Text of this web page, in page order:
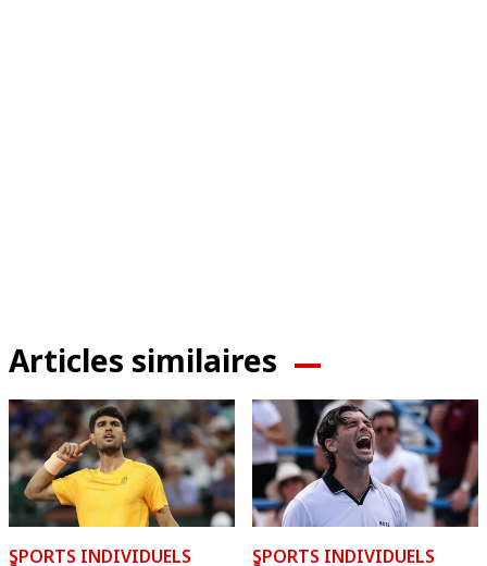
Articles similaires
ٍSPORTS INDIVIDUELS
ٍSPORTS INDIVIDUELS